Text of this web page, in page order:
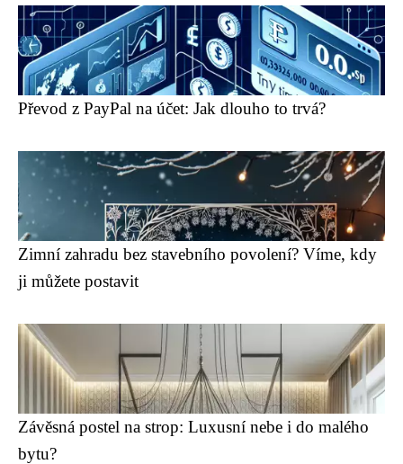
Převod z PayPal na účet: Jak dlouho to trvá?
Zimní zahradu bez stavebního povolení? Víme, kdy
ji můžete postavit
Závěsná postel na strop: Luxusní nebe i do malého
bytu?